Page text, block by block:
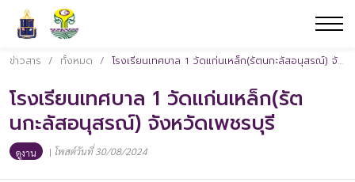
ข่าวสาร / ทั้งหมด / โรงเรียนเทศบาล 1 วัดแก่นเหล็ก(รัตนกะลัสอนุสรณ์) จังหวัดเพชรบุรี
โรงเรียนเทศบาล 1 วัดแก่นเหล็ก(รัต
นกะลัสอนุสรณ์) จังหวัดเพชรบุรี
ดูงาน | โพสต์วันที่ 30/08/2024